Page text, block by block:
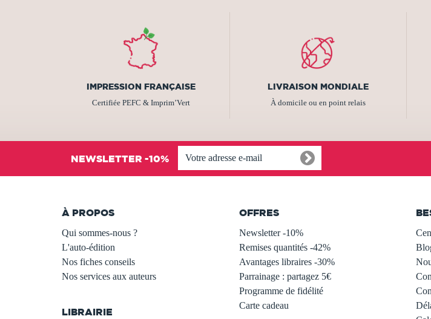
IMPRESSION FRANÇAISE
Certifiée PEFC & Imprim’Vert
LIVRAISON MONDIALE
À domicile ou en point relais
NEWSLETTER -10%
À PROPOS
Qui sommes-nous ?
L'auto-édition
Nos fiches conseils
Nos services aux auteurs
LIBRAIRIE
OFFRES
Newsletter -10%
Remises quantités -42%
Avantages libraires -30%
Parrainage : partagez 5€
Programme de fidélité
Carte cadeau